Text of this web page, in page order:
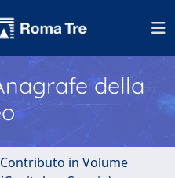
della
in Volume